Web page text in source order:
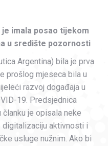
imala posao tijekom
u središte pozornosti
Argentina) bila je prva
prošlog mjeseca bila u
razvoj događaja u
19. Predsjednica
je opisala neke
aktivnosti i
usluge nužnim. Ako bi